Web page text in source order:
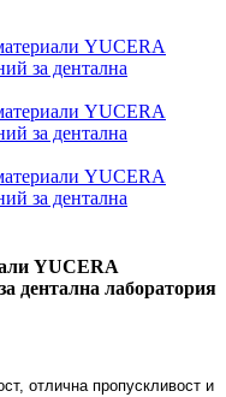
YUCERA
дентална лаборатория
отлична пропускливост и